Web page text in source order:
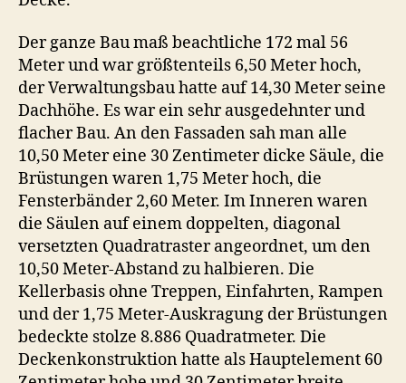
Der ganze Bau maß beachtliche 172 mal 56
Meter und war größtenteils 6,50 Meter hoch,
der Verwaltungsbau hatte auf 14,30 Meter seine
Dachhöhe. Es war ein sehr ausgedehnter und
flacher Bau. An den Fassaden sah man alle
10,50 Meter eine 30 Zentimeter dicke Säule, die
Brüstungen waren 1,75 Meter hoch, die
Fensterbänder 2,60 Meter. Im Inneren waren
die Säulen auf einem doppelten, diagonal
versetzten Quadratraster angeordnet, um den
10,50 Meter-Abstand zu halbieren. Die
Kellerbasis ohne Treppen, Einfahrten, Rampen
und der 1,75 Meter-Auskragung der Brüstungen
bedeckte stolze 8.886 Quadratmeter. Die
Deckenkonstruktion hatte als Hauptelement 60